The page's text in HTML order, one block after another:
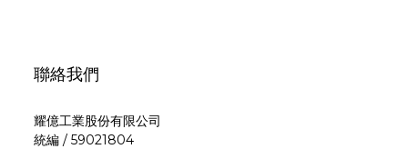
聯絡我們
耀億工業股份有限公司
統編 / 59021804